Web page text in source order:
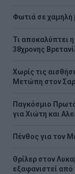
Φωτιά σε χαμηλή
Τι αποκαλύπτει
38χρονης
Χωρίς τις
Μετώπη στον
Παγκόσμιο
για Χιώτη και
Πένθος για τον
Θρίλερ στον
εξαφανιστεί από